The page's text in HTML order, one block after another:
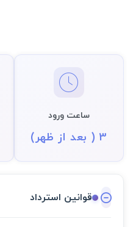
ساعت ورود
3 ( بعد از ظهر)
قوانین استرداد